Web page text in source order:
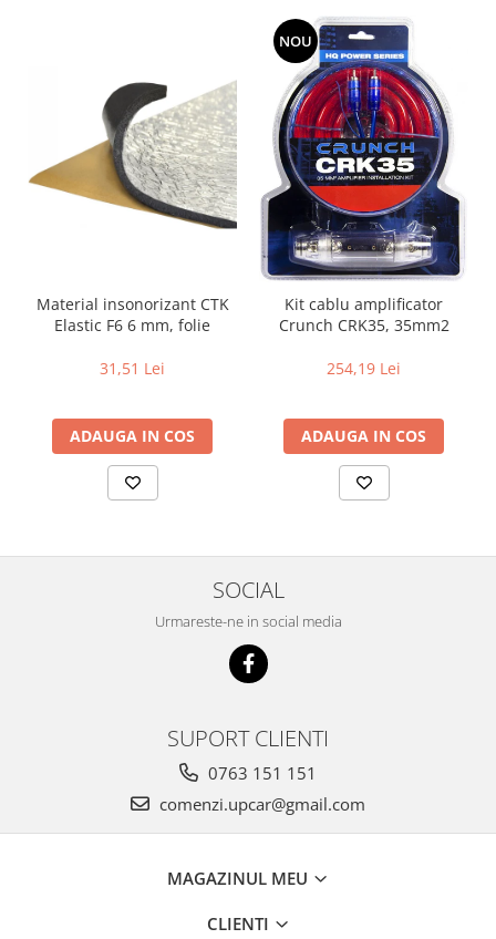
Material insonorizant CTK
Elastic F6 6 mm, folie
31,51 Lei
ADAUGA IN COS
NOU
Kit cablu amplificator
Crunch CRK35, 35mm2
254,19 Lei
ADAUGA IN COS
SOCIAL
Urmareste-ne in social media
SUPORT CLIENTI
0763 151 151
comenzi.upcar@gmail.com
MAGAZINUL MEU
CLIENTI